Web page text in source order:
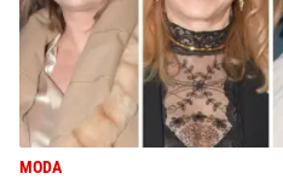
MODA